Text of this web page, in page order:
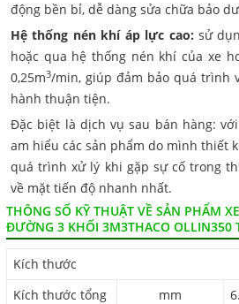
động bền bỉ, dễ dàng sửa chữa bảo
Hệ thống nén khí áp lực cao: sử
hoặc qua hệ thống nén khí của xe
0,25m3/min, giúp đảm bảo quá trình
hành thuận tiện.
Đặc biệt là dịch vụ sau bán hàng:
am hiểu các sản phẩm do mình thiết
quá trình xử lý khi gặp sự cố trong
về mặt tiến độ nhanh nhất.
THÔNG SỐ KỸ THUẬT VỀ SẢN PHẨM
ĐƯỜNG 3 KHỐI 3M3THACO OLLIN350
Kích thước
Kích thước tổng
mm